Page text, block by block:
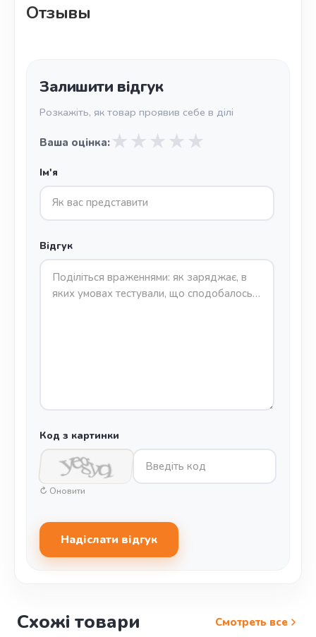
Отзывы
Залишити відгук
Розкажіть, як товар проявив себе в ділі
Ваша оцінка: ★ ★ ★ ★ ★
Ім'я
Відгук
Код з картинки
↻ Оновити
Надіслати відгук
Схожі товари Смотреть все